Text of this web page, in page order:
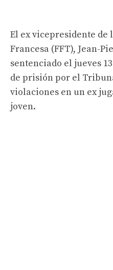
El ex vicepresidente de
Francesa (FFT), Jean-
sentenciado el jueves
de prisión por el
violaciones en un ex
joven.